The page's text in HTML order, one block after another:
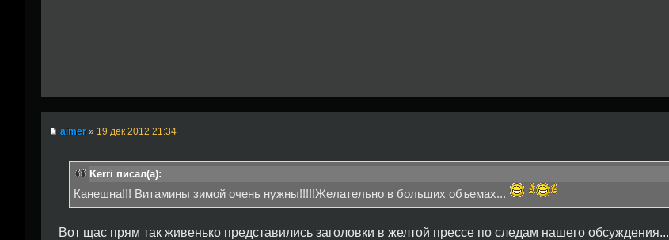
aimer » 19 дек 2012 21:34
Kerri писал(а):
Канешна!!! Витамины зимой очень нужны!!!!!Желательно в больших объемах...
Вот щас прям так живенько представились заголовки в желтой прессе по следам нашего обсуждения...